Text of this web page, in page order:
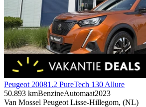
Peugeot 20081.2 PureTech 130 Allure
50.893 kmBenzineAutomaat2023
Van Mossel Peugeot Lisse-Hillegom, (NL)